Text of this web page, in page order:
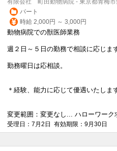
有限会社 町田動物病院 - 東京都青梅市
パート
時給 2,000円 ～ 3,000円
動物病院での獣医師業務
週２日～５日の勤務で相談に応じま
勤務曜日は応相談。
＊経験、能力に応じて優遇いたしま
変更範囲：変更なし... ハローワーク
受理日：7月2日 有効期限：9月30日